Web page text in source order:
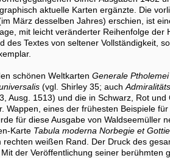
aktuelle Karten ergänzte. Die
März desselben Jahres) erschien, ist
mit leicht veränderter Reihenfolge der
des Textes von seltener Vollständigkeit,
schönen Weltkarten Generale Ptholemei
(vgl. Shirley 35; auch
Ausg. 1513) und die in Schwarz, Rot und
Wappen, eines der frühesten Beispiele
für diese Ausgabe von Waldseemüller
Karte Tabula moderna Norbegie et Gottie
weißen Rand. Der Druck des
der Veröffentlichung seiner berühmten